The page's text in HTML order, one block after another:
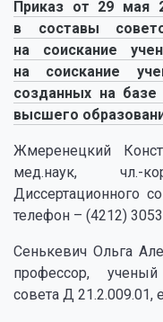
Приказ от 29 мая
в составы
на соискание
на соискание
созданных на базе
высшего
Жмеренецкий
мед.наук, чл.-
Диссертационного
телефон – (4212)
Сенькевич Ольга
профессор, ученый
совета Д 21.2.009.01,